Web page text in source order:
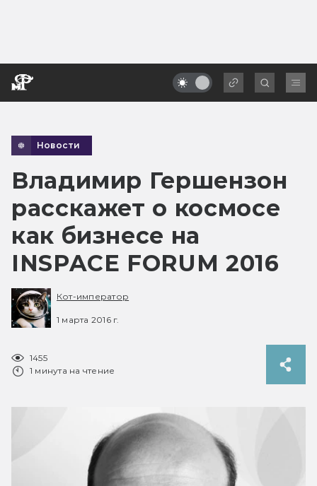
Новости
Владимир Гершензон
расскажет о космосе
как бизнесе на
INSPACE FORUM 2016
Кот-император
1 марта 2016 г.
1455
1 минута на чтение